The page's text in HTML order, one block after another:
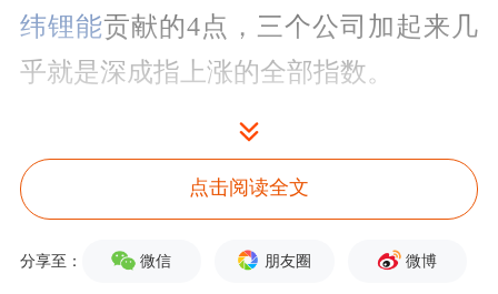
纬锂能贡献的4点，三个公司加起来几
乎就是深成指上涨的全部指数。
创业板今天一共涨了23.88点，宁德时
代贡献了8.97点，亿纬锂能贡献的2.6
点，欣旺达贡献了0.81点。从两个指数
的构成上可以看出，宁德时代对深成指
点击阅读全文
分享至： 微信 朋友圈 微博